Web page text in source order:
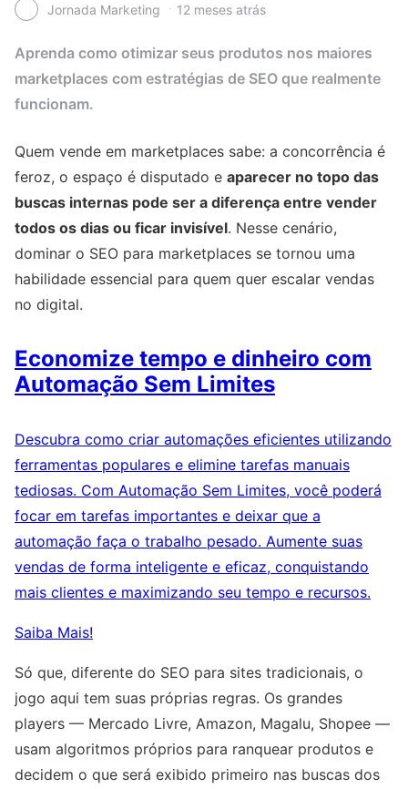
Jornada Marketing 12 meses atrás
Aprenda como otimizar seus produtos nos maiores
marketplaces com estratégias de SEO que realmente
funcionam.
Quem vende em marketplaces sabe: a concorrência é
feroz, o espaço é disputado e aparecer no topo das
buscas internas pode ser a diferença entre vender
todos os dias ou ficar invisível. Nesse cenário,
dominar o SEO para marketplaces se tornou uma
habilidade essencial para quem quer escalar vendas
no digital.
Economize tempo e dinheiro com
Automação Sem Limites
Descubra como criar automações eficientes utilizando
ferramentas populares e elimine tarefas manuais
tediosas. Com Automação Sem Limites, você poderá
focar em tarefas importantes e deixar que a
automação faça o trabalho pesado. Aumente suas
vendas de forma inteligente e eficaz, conquistando
mais clientes e maximizando seu tempo e recursos.
Saiba Mais!
Só que, diferente do SEO para sites tradicionais, o
jogo aqui tem suas próprias regras. Os grandes
players — Mercado Livre, Amazon, Magalu, Shopee —
usam algoritmos próprios para ranquear produtos e
decidem o que será exibido primeiro nas buscas dos